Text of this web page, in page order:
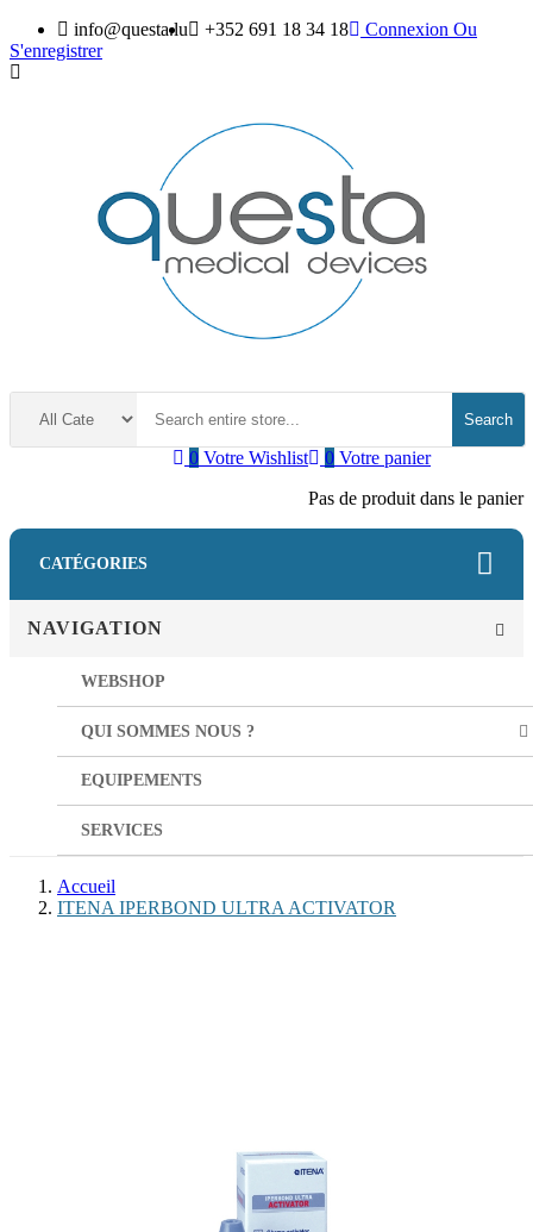
info@questa.lu +352 691 18 34 18 Connexion Ou
S'enregistrer
Search
0 Votre panier
Pas de produit dans le panier
0 Votre Wishlist
CATÉGORIES
NAVIGATION
WEBSHOP
QUI SOMMES NOUS ?
EQUIPEMENTS
SERVICES
Accueil
ITENA IPERBOND ULTRA ACTIVATOR